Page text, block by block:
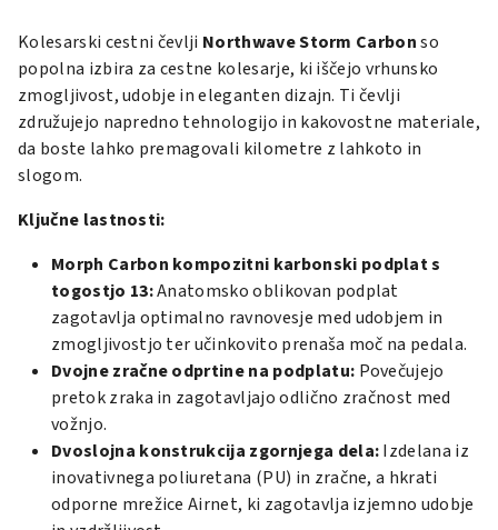
Kolesarski cestni čevlji Northwave Storm Carbonso
popolna izbira za cestne kolesarje, ki iščejo vrhunsko
zmogljivost, udobje in eleganten dizajn. Ti čevlji
združujejo napredno tehnologijo in kakovostne materiale,
da boste lahko premagovali kilometre z lahkoto in
slogom.
Ključne lastnosti:
Morph Carbon kompozitni karbonski podplat s
togostjo 13:Anatomsko oblikovan podplat
zagotavlja optimalno ravnovesje med udobjem in
zmogljivostjo ter učinkovito prenaša moč na pedala.
Dvojne zračne odprtine na podplatu: Povečujejo
pretok zraka in zagotavljajo odlično zračnost med
vožnjo.
Dvoslojna konstrukcija zgornjega dela:Izdelana iz
inovativnega poliuretana (PU) in zračne, a hkrati
odporne mrežice Airnet, ki zagotavlja izjemno udobje